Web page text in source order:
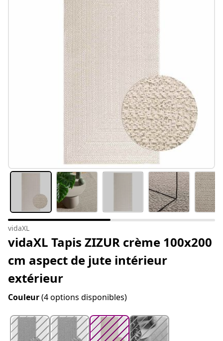
vidaXL
vidaXL Tapis ZIZUR crème 100x200
cm aspect de jute intérieur
extérieur
Couleur(4 options disponibles)